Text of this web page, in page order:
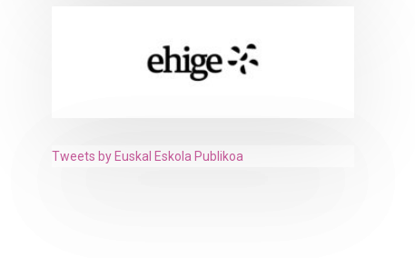
Tweets by Euskal Eskola Publikoa